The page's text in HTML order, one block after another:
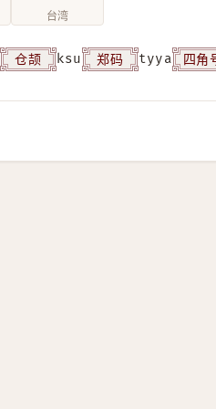
台湾
仓颉 ksu 郑码 tyya 四角